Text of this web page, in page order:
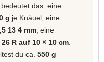
bedeutet das: eine
g je Knäuel, eine
13 4 mm , eine
R auf 10 × 10 cm
du ca. 550 g